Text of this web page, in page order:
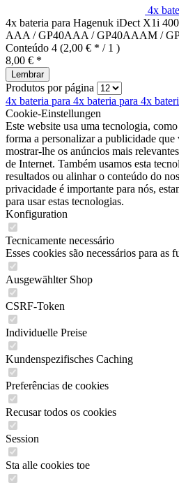
4x
4x bateria para Hagenuk iDect X1i
AAA / GP40AAA / GP40AAAM /
Conteúdo 4 (2,00 € * / 1 )
8,00 € *
Lembrar
Produtos por página
4x bateria para 4x bateria para 4x
Cookie-Einstellungen
Este website usa uma tecnologia,
forma a personalizar a publicidade que
mostrar-lhe os anúncios mais
de Internet. Também usamos esta
resultados ou alinhar o conteúdo do
privacidade é importante para nós,
para usar estas tecnologias.
Konfiguration
Tecnicamente necessário
Esses cookies são necessários para as
Ausgewählter Shop
CSRF-Token
Individuelle Preise
Kundenspezifisches Caching
Preferências de cookies
Recusar todos os cookies
Session
Sta alle cookies toe